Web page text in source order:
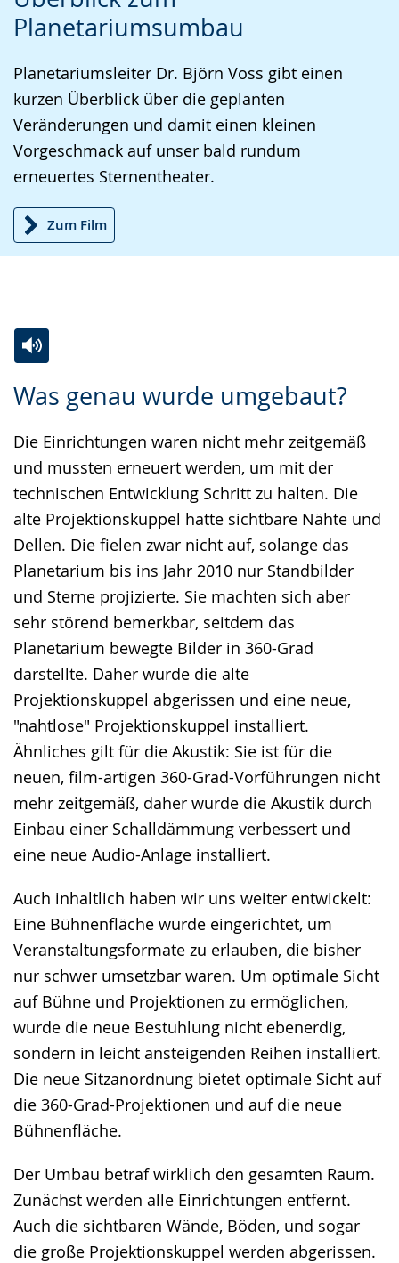
Planetariumsumbau
Planetariumsleiter Dr. Björn Voss gibt einen
kurzen Überblick über die geplanten
Veränderungen und damit einen kleinen
Vorgeschmack auf unser bald rundum
erneuertes Sternentheater.
Zum Film
Sprache
Unterstützung.
in
Gebärdensprache
wird
angezeigt.
Was genau wurde umgebaut?
Die Einrichtungen waren nicht mehr zeitgemäß
und mussten erneuert werden, um mit der
technischen Entwicklung Schritt zu halten. Die
alte Projektionskuppel hatte sichtbare Nähte und
Dellen. Die fielen zwar nicht auf, solange das
Planetarium bis ins Jahr 2010 nur Standbilder
und Sterne projizierte. Sie machten sich aber
sehr störend bemerkbar, seitdem das
Planetarium bewegte Bilder in 360-Grad
darstellte. Daher wurde die alte
Projektionskuppel abgerissen und eine neue,
"nahtlose" Projektionskuppel installiert.
Ähnliches gilt für die Akustik: Sie ist für die
neuen, film-artigen 360-Grad-Vorführungen nicht
mehr zeitgemäß, daher wurde die Akustik durch
Einbau einer Schalldämmung verbessert und
eine neue Audio-Anlage installiert.
Auch inhaltlich haben wir uns weiter entwickelt:
Eine Bühnenfläche wurde eingerichtet, um
Veranstaltungsformate zu erlauben, die bisher
nur schwer umsetzbar waren. Um optimale Sicht
auf Bühne und Projektionen zu ermöglichen,
wurde die neue Bestuhlung nicht ebenerdig,
sondern in leicht ansteigenden Reihen installiert.
Die neue Sitzanordnung bietet optimale Sicht auf
die 360-Grad-Projektionen und auf die neue
Bühnenfläche.
Der Umbau betraf wirklich den gesamten Raum.
Zunächst werden alle Einrichtungen entfernt.
Auch die sichtbaren Wände, Böden, und sogar
die große Projektionskuppel werden abgerissen.
Leichten
wechseln.
Audio-
Video
Deutscher
Gebärdensprache
wird
angezeigt.